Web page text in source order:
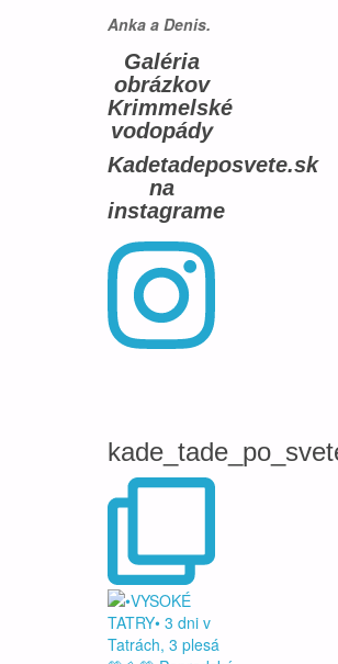
Anka a Denis.
Galéria
obrázkov
Krimmelské
vodopády
Kadetadeposvete.sk
na
instagrame